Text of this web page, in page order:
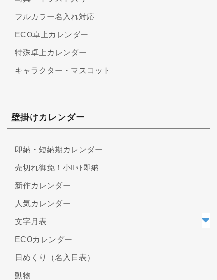
フルカラー名入れ対応
ECO卓上カレンダー
特殊卓上カレンダー
キャラクター・マスコット
壁掛けカレンダー
即納・短納期カレンダー
売切れ御免！小ﾛｯﾄ即納
新作カレンダー
人気カレンダー
文字月表
ECOカレンダー
日めくり（名入日表）
動物